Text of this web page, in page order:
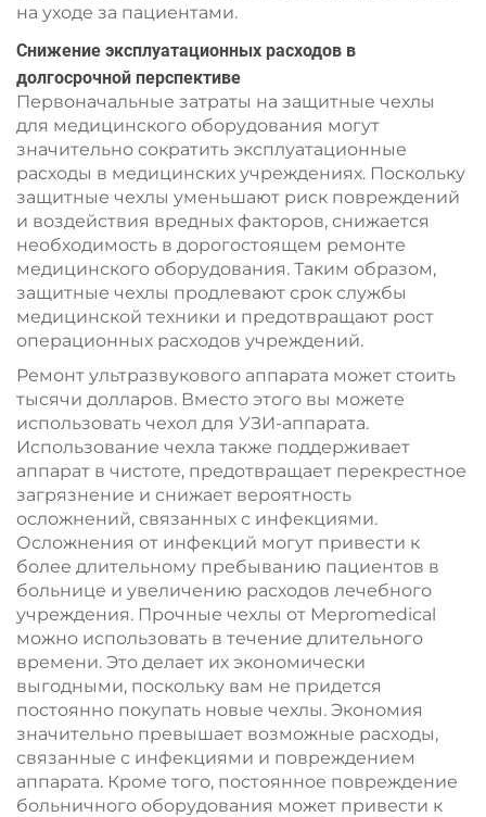
на уходе за пациентами.
Снижение эксплуатационных расходов в
долгосрочной перспективе
Первоначальные затраты на защитные чехлы
для медицинского оборудования могут
значительно сократить эксплуатационные
расходы в медицинских учреждениях. Поскольку
защитные чехлы уменьшают риск повреждений
и воздействия вредных факторов, снижается
необходимость в дорогостоящем ремонте
медицинского оборудования. Таким образом,
защитные чехлы продлевают срок службы
медицинской техники и предотвращают рост
операционных расходов учреждений.
Ремонт ультразвукового аппарата может стоить
тысячи долларов. Вместо этого вы можете
использовать чехол для УЗИ-аппарата.
Использование чехла также поддерживает
аппарат в чистоте, предотвращает перекрестное
загрязнение и снижает вероятность
осложнений, связанных с инфекциями.
Осложнения от инфекций могут привести к
более длительному пребыванию пациентов в
больнице и увеличению расходов лечебного
учреждения. Прочные чехлы от Mepromedical
можно использовать в течение длительного
времени. Это делает их экономически
выгодными, поскольку вам не придется
постоянно покупать новые чехлы. Экономия
значительно превышает возможные расходы,
связанные с инфекциями и повреждением
аппарата. Кроме того, постоянное повреждение
больничного оборудования может привести к